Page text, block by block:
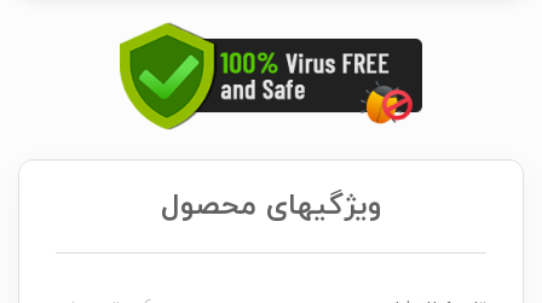
ویژگیهای محصول